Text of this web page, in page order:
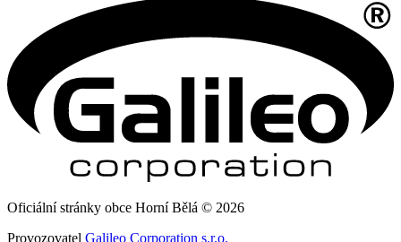
Oficiální stránky obce Horní Bělá © 2026
Provozovatel Galileo Corporation s.r.o.